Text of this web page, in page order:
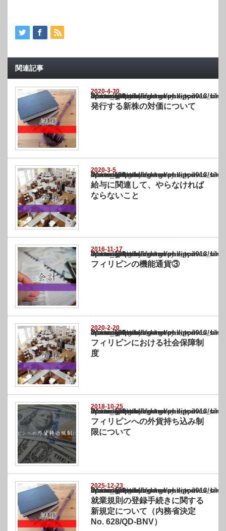
関連記事
2020-4-30
Warning
: Undefined array key "show_category" in
/home/netst/kuno-cpa.co.jp/public_html/philippines_blog/wp-content/themes/
on line183
発行する新株の対価について
2020-3-5
Warning
: Undefined array key "show_category" in
/home/netst/kuno-cpa.co.jp/public_html/philippines_blog/wp-content/themes/
on line183
給与に関連して、やらなければ
ならないこと
2016-11-17
Warning
: Undefined array key "show_category" in
/home/netst/kuno-cpa.co.jp/public_html/philippines_blog/wp-content/themes/
on line183
フィリピンの機能通貨③
2020-2-20
Warning
: Undefined array key "show_category" in
/home/netst/kuno-cpa.co.jp/public_html/philippines_blog/wp-content/themes/
on line183
フィリピンにおける社会保障制
度
2018-10-25
Warning
: Undefined array key "show_category" in
/home/netst/kuno-cpa.co.jp/public_html/philippines_blog/wp-content/themes/
on line183
フィリピンへの外貨持ち込み制
限について
2025-12-23
Warning
: Undefined array key "show_category" in
/home/netst/kuno-cpa.co.jp/public_html/philippines_blog/wp-content/themes/
on line183
就業規則の登録手続きに関する
新規定について（内務省決定
No. 628/QD-BNV）